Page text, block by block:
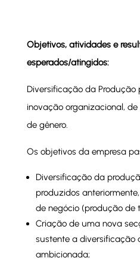
Objetivos, atividades e
esperados/atingidos:
Diversificação da Produção
inovação organizacional,
de gênero.
Os objetivos da empresa
Diversificação da
produzidos
de negócio (produção de
Criação de uma nova
sustente a diversificação
ambicionada;